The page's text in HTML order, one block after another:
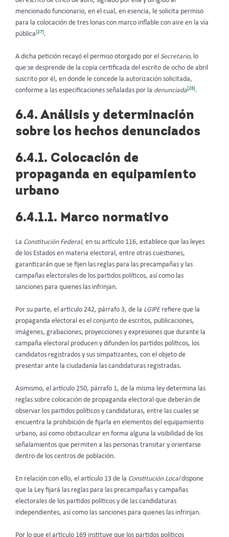
mencionado funcionario, en el cual, en esencia, le solicita permiso
para la colocación de tres lonas con marco inflable con aire en la vía
pública[27].
A dicha petición recayó el permiso otorgado por el Secretario, lo
que se desprende de la copia certificada del escrito de ocho de abril
suscrito por él, en donde le concede la autorización solicitada,
conforme a las especificaciones señaladas por la denunciada[28].
6.4. Análisis y determinación
sobre los hechos denunciados
6.4.1. Colocación de
propaganda en equipamiento
urbano
6.4.1.1. Marco normativo
La Constitución Federal, en su artículo 116, establece que las leyes
de los Estados en materia electoral, entre otras cuestiones,
garantizarán que se fijen las reglas para las precampañas y las
campañas electorales de los partidos políticos, así como las
sanciones para quienes las infrinjan.
Por su parte, el artículo 242, párrafo 3, de la LGIPErefiere que la
propaganda electoral es el conjunto de escritos, publicaciones,
imágenes, grabaciones, proyecciones y expresiones que durante la
campaña electoral producen y difunden los partidos políticos, los
candidatos registrados y sus simpatizantes, con el objeto de
presentar ante la ciudadanía las candidaturas registradas.
Asimismo, el artículo 250, párrafo 1, de la misma ley determina las
reglas sobre colocación de propaganda electoral que deberán de
observar los partidos políticos y candidaturas, entre las cuales se
encuentra la prohibición de fijarla en elementos del equipamiento
urbano, así como obstaculizar en forma alguna la visibilidad de los
señalamientos que permiten a las personas transitar y orientarse
dentro de los centros de población.
En relación con ello, el artículo 13 de la Constitución Localdispone
que la Ley fijará las reglas para las precampañas y campañas
electorales de los partidos políticos y de las candidaturas
independientes, así como las sanciones para quienes las infrinjan.
Por lo que el artículo 169 instituye que los partidos políticos